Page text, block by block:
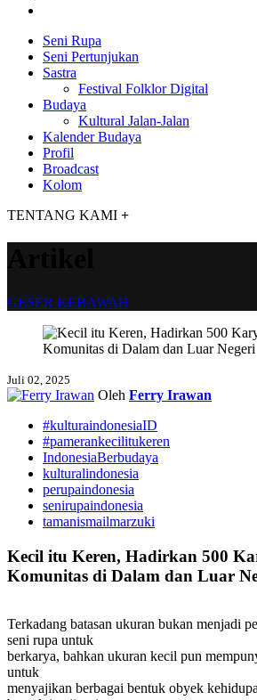
Seni Rupa
Seni Pertunjukan
Sastra
Festival Folklor Digital
Budaya
Kultural Jalan-Jalan
Kalender Budaya
Profil
Broadcast
Kolom
TENTANG KAMI +
GESER KEBAWAH
Juli 02, 2025
Oleh Ferry Irawan
#kulturaindonesiaID
#pamerankecilitukeren
IndonesiaBerbudaya
kulturalindonesia
perupaindonesia
senirupaindonesia
tamanismailmarzuki
Kecil itu Keren, Hadirkan 500
Komunitas di Dalam dan Luar
Terkadang batasan ukuran bukan menjadi
seni rupa untuk
berkarya, bahkan ukuran kecil pun
untuk
menyajikan berbagai bentuk obyek